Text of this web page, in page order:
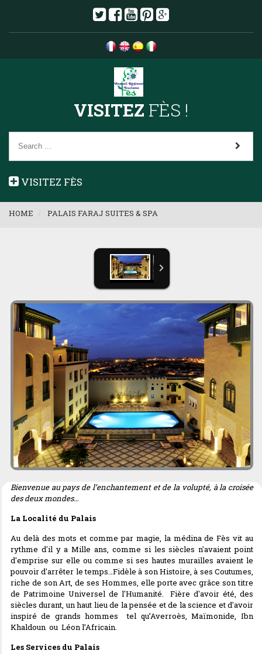
VISITEZ FÈS !
VISITEZ FÈS
HOME PALAIS FARAJ SUITES & SPA
Bienvenue au pays de l’enchantement et de la volupté, à la croisée
des deux mondes…
La Localité du Palais
Au delà des mots et comme par magie, la médina de Fès vit au
rythme d'il y a Mille ans, comme si les siècles n'avaient point
d'emprise sur elle ou comme si ses hautes murailles avaient le
pouvoir d'arrêter le temps…Fidèle à son Histoire, à ses Coutumes,
riche de son Art, de ses Hommes, elle porte avec grâce son titre
de Patrimoine Universel de l'Humanité. Fière d'avoir été, des
siècles durant, un haut lieu de la pensée et de la science et d'avoir
inspiré de grands hommes tel qu’Averroès, Maïmonide, Ibn
Khaldoun ou Léon l’Africain.
Les Services du Palais